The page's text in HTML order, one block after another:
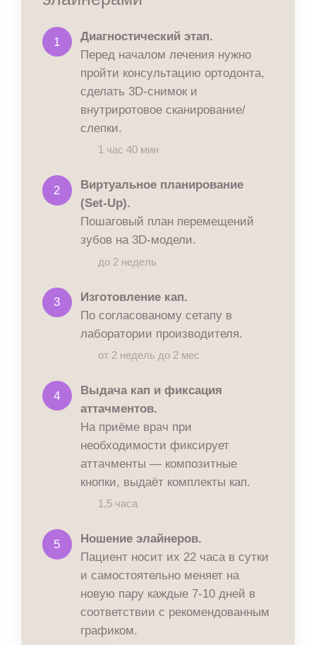
1
Диагностический этап.
Перед началом лечения нужно
пройти консультацию ортодонта,
сделать 3D-снимок и
внутриротовое сканирование/
слепки.
1 час 40 мин
2
Виртуальное планирование
(Set-Up).
Пошаговый план перемещений
зубов на 3D-модели.
до 2 недель
3
Изготовление кап.
По согласованому сетапу в
лаборатории производителя.
от 2 недель до 2 мес
4
Выдача кап и фиксация
аттачментов.
На приёме врач при
необходимости фиксирует
аттачменты — композитные
кнопки, выдаёт комплекты кап.
1,5 часа
5
Ношение элайнеров.
Пациент носит их 22 часа в сутки
и самостоятельно меняет на
новую пару каждые 7-10 дней в
соответствии с рекомендованным
графиком.